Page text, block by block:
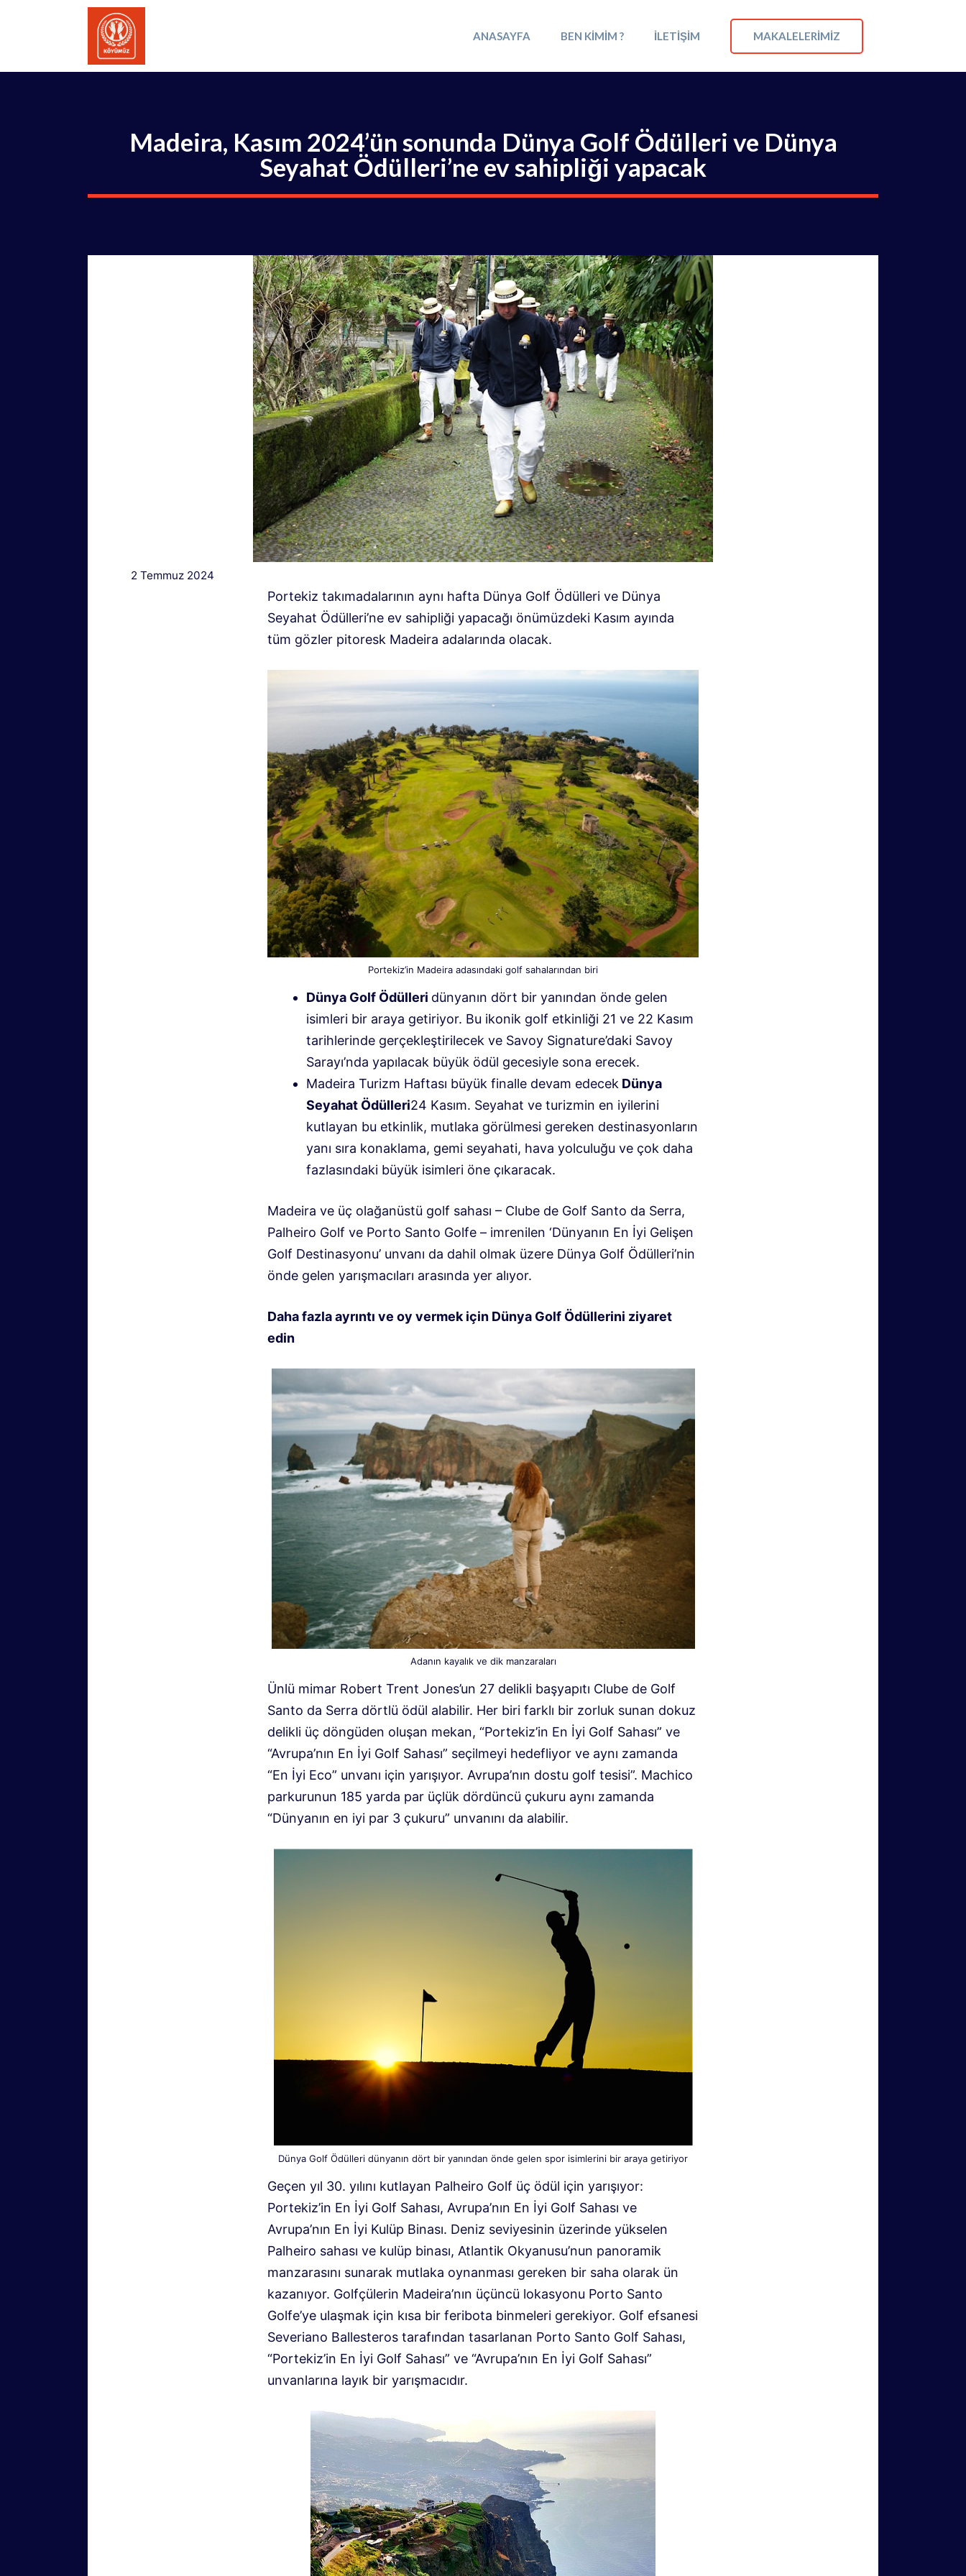
ANASAYFA BEN KIMIM ? İLETIŞIM MAKALELERIMIZ
Madeira, Kasım 2024’ün sonunda Dünya Golf Ödülleri ve Dünya
Seyahat Ödülleri’ne ev sahipliği yapacak
2 Temmuz 2024
Portekiz takımadalarının aynı hafta Dünya Golf Ödülleri ve Dünya
Seyahat Ödülleri’ne ev sahipliği yapacağı önümüzdeki Kasım ayında
tüm gözler pitoresk Madeira adalarında olacak.
Portekiz’in Madeira adasındaki golf sahalarından biri
Dünya Golf Ödülleri dünyanın dört bir yanından önde gelen
isimleri bir araya getiriyor. Bu ikonik golf etkinliği 21 ve 22 Kasım
tarihlerinde gerçekleştirilecek ve Savoy Signature’daki Savoy
Sarayı’nda yapılacak büyük ödül gecesiyle sona erecek.
Madeira Turizm Haftası büyük finalle devam edecek Dünya
Seyahat Ödülleri24 Kasım. Seyahat ve turizmin en iyilerini
kutlayan bu etkinlik, mutlaka görülmesi gereken destinasyonların
yanı sıra konaklama, gemi seyahati, hava yolculuğu ve çok daha
fazlasındaki büyük isimleri öne çıkaracak.
Madeira ve üç olağanüstü golf sahası – Clube de Golf Santo da Serra,
Palheiro Golf ve Porto Santo Golfe – imrenilen ‘Dünyanın En İyi Gelişen
Golf Destinasyonu’ unvanı da dahil olmak üzere Dünya Golf Ödülleri’nin
önde gelen yarışmacıları arasında yer alıyor.
Daha fazla ayrıntı ve oy vermek için Dünya Golf Ödüllerini ziyaret
edin
Adanın kayalık ve dik manzaraları
Ünlü mimar Robert Trent Jones’un 27 delikli başyapıtı Clube de Golf
Santo da Serra dörtlü ödül alabilir. Her biri farklı bir zorluk sunan dokuz
delikli üç döngüden oluşan mekan, “Portekiz’in En İyi Golf Sahası” ve
“Avrupa’nın En İyi Golf Sahası” seçilmeyi hedefliyor ve aynı zamanda
“En İyi Eco” unvanı için yarışıyor. Avrupa’nın dostu golf tesisi”. Machico
parkurunun 185 yarda par üçlük dördüncü çukuru aynı zamanda
“Dünyanın en iyi par 3 çukuru” unvanını da alabilir.
Dünya Golf Ödülleri dünyanın dört bir yanından önde gelen spor isimlerini bir araya getiriyor
Geçen yıl 30. yılını kutlayan Palheiro Golf üç ödül için yarışıyor:
Portekiz’in En İyi Golf Sahası, Avrupa’nın En İyi Golf Sahası ve
Avrupa’nın En İyi Kulüp Binası. Deniz seviyesinin üzerinde yükselen
Palheiro sahası ve kulüp binası, Atlantik Okyanusu’nun panoramik
manzarasını sunarak mutlaka oynanması gereken bir saha olarak ün
kazanıyor. Golfçülerin Madeira’nın üçüncü lokasyonu Porto Santo
Golfe’ye ulaşmak için kısa bir feribota binmeleri gerekiyor. Golf efsanesi
Severiano Ballesteros tarafından tasarlanan Porto Santo Golf Sahası,
“Portekiz’in En İyi Golf Sahası” ve “Avrupa’nın En İyi Golf Sahası”
unvanlarına layık bir yarışmacıdır.